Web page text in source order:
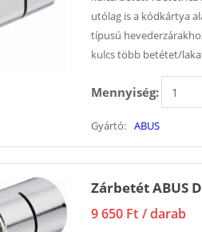
utólag is a kódkártya
típusú
kulcs több betétet/
Mennyiség:
Gyártó: ABUS
Zárbetét ABUS
9 650 Ft / darab